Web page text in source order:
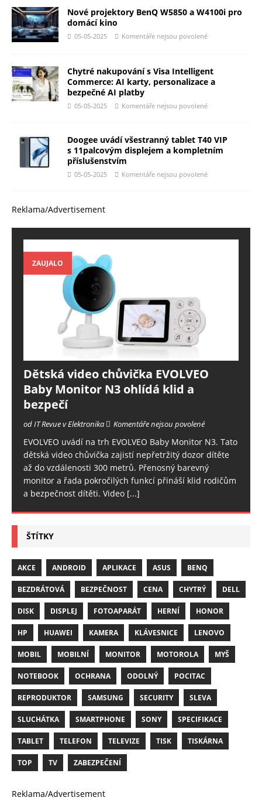
Nové projektory BenQ W5850 a W4100i pro
domácí kino
05-05-2025 Komentáře nejsou povolené
Chytré nakupování s Visa Intelligent
Commerce: AI karty, personalizace a
bezpečné AI platby
05-05-2025 Komentáře nejsou povolené
Doogee uvádí všestranný tablet T40 VIP
s 11palcovým displejem a kompletním
příslušenstvím
05-05-2025 Komentáře nejsou povolené
Reklama/Advertisement
ZAUJALO
Dětská video chůvička EVOLVEO
Baby Monitor N3 ohlídá klid a
bezpečí
od IT Revue v Elektronika Komentáře nejsou povolené
EVOLVEO uvádí na trh EVOLVEO Baby Monitor N3. Tato
dětská video chůvička zajistí nepřetržitý dozor dítěte
až do vzdálenosti 300 metrů. Přenosný barevný
monitor a řada pokročilých funkcí přináší klid rodičům
a bezpečnost dítěti. Video [...]
ŠTÍTKY
AKCE ANDROID APLIKACE ASUS BENQ
BEZDRÁTOVÁ BEZPEČNOST CENA CHYTRÝ DELL
DISK DISPLEJ FOTOAPARÁT HERNÍ HONOR
HP HUAWEI KAMERA KLÁVESNICE LENOVO
MOBIL MOBILNÍ MONITOR MOTOROLA MYŠ
NOTEBOOK OCHRANA ODOLNÝ POCITAC
REPRODUKTOR SAMSUNG SECURITY SLEVA
SLUCHÁTKA SMARTPHONE SONY SPECIFIKACE
TABLET TELEFON TELEVIZE TISK TISKÁRNA
TOP TV ZABEZPEČENÍ
Reklama/Advertisement